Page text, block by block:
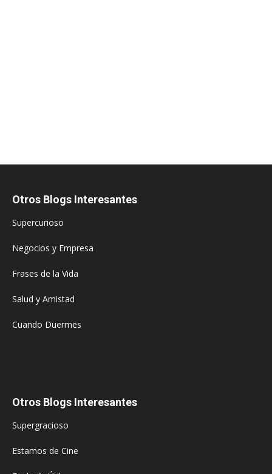
Otros Blogs Interesantes
Supercurioso
Negocios y Empresa
Frases de la Vida
Salud y Amistad
Cuando Duermes
Otros Blogs Interesantes
Supergracioso
Estamos de Cine